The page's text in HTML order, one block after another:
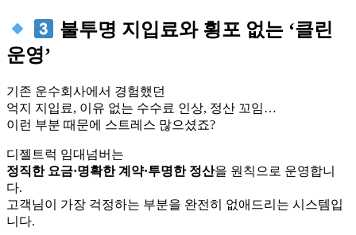
불투명 지입료와 횡포 없는 ‘클린
운영’
기존 운수회사에서 경험했던
억지 지입료, 이유 없는 수수료 인상, 정산 꼬임…
이런 부분 때문에 스트레스 많으셨죠?
디젤트럭 임대넘버는
정직한 요금·명확한 계약·투명한 정산을 원칙으로 운영합니
다.
고객님이 가장 걱정하는 부분을 완전히 없애드리는 시스템입
니다.